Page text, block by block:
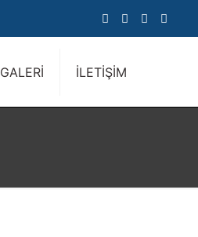
GALERİ İLETİŞİM